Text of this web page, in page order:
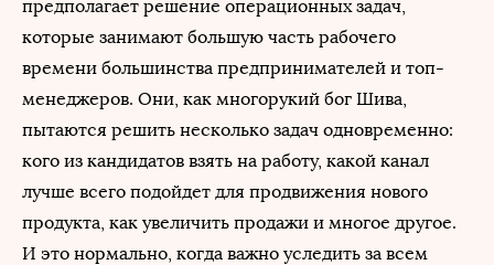
предполагает решение операционных задач,
которые занимают большую часть рабочего
времени большинства предпринимателей и топ-
менеджеров. Они, как многорукий бог Шива,
пытаются решить несколько задач одновременно:
кого из кандидатов взять на работу, какой канал
лучше всего подойдет для продвижения нового
продукта, как увеличить продажи и многое другое.
И это нормально, когда важно уследить за всем